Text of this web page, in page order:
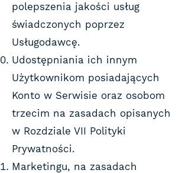
polepszenia jakości usług
świadczonych poprzez
Usługodawcę.
Udostępniania ich innym
Użytkownikom posiadających
Konto w Serwisie oraz osobom
trzecim na zasadach opisanych
w Rozdziale VII Polityki
Prywatności.
Marketingu, na zasadach